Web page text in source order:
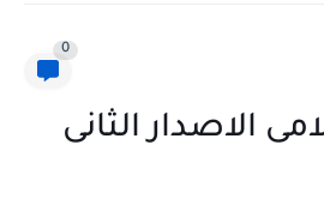
0
الاصدار الثانى